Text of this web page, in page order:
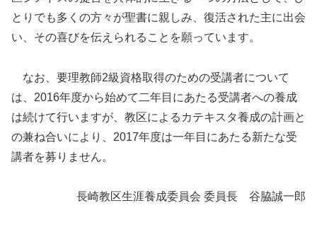
とりでも多くの方々が聖書に親しみ、復活された主に出会
い、その喜びを伝えられることを願っています。
なお、要理教師2級資格取得のための受講者について
は、2016年度から始めて二年目にあたる受講者への養成
は続けて行いますが、教区によるカテキスタ養成の計画と
の兼ね合いにより、2017年度は一年目にあたる新たな受
講者を募りません。
長崎教区生涯養成委員会 委員長 谷脇誠一郎